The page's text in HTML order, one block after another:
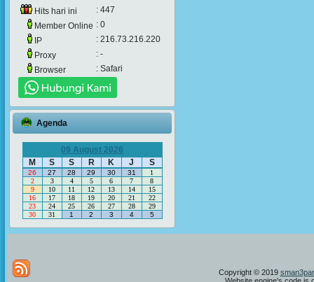
Hits hari ini
: 447
Member Online : 0
IP
: 216.73.216.220
Proxy
: -
Browser
: Safari
Agenda
09 August 2026
M
S S R K J S
26 27 28 29 30 31
1
2
3 4 5 6 7
8
9
10 11 12 13 14
15
16
17 18 19 20 21
22
23
24 25 26 27 28
29
30
31 1 2 3 4 5
Copyright © 2019